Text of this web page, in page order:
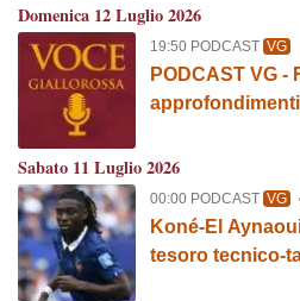
Domenica 12 Luglio 2026
19:50 PODCAST VG
PODCAST VG -
Sabato 11 Luglio 2026
00:00 PODCAST VG
Koné-El
tesoro tecnico-